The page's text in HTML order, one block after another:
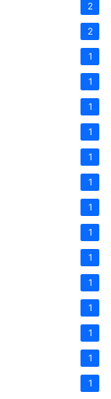
2
2
1
1
1
1
1
1
1
1
1
1
1
1
1
1